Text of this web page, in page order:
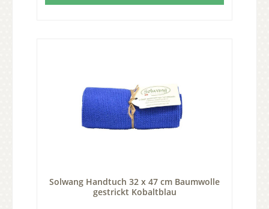
Solwang Handtuch 32 x 47 cm Baumwolle
gestrickt Kobaltblau